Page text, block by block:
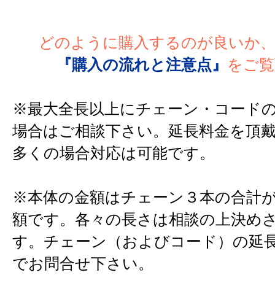
どのように購入するのが良いか
『購入の流れと注意点』
をご
※最大全長以上にチェーン・コード
場合はご相談下さい。延長料金を頂
多くの場合対応は可能です。
※本体の金額はチェーン３本の合計
額です。各々の長さは相談の上決め
す。チェーン（およびコード）の延
でお問合せ下さい。